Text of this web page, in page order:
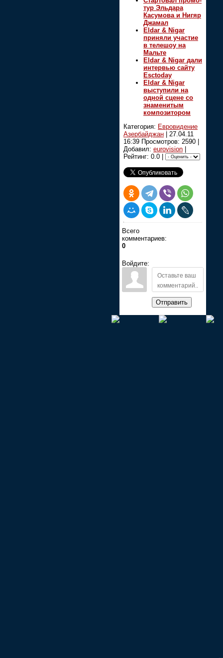
тур Эльдара
Касумова и Нигяр
Джамал
Eldar & Nigar
приняли участие
в телешоу на
Мальте
Eldar & Nigar дали
интервью сайту
Esctoday
Eldar & Nigar
выступили на
одной сцене со
знаменитым
композитором
Категория: Евровидение
Азербайджан
27.04.11
16:39 Просмотров: 2590 |
Добавил: eurovision
Рейтинг: 0.0 |
Всего
комментариев:
0
Войдите:
Отправить